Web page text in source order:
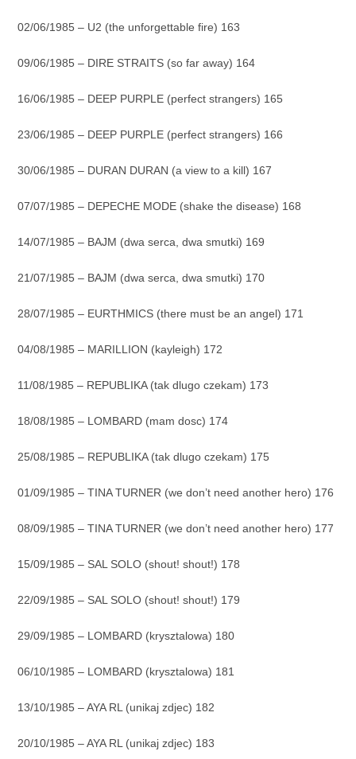
02/06/1985 – U2 (the unforgettable fire) 163
09/06/1985 – DIRE STRAITS (so far away) 164
16/06/1985 – DEEP PURPLE (perfect strangers) 165
23/06/1985 – DEEP PURPLE (perfect strangers) 166
30/06/1985 – DURAN DURAN (a view to a kill) 167
07/07/1985 – DEPECHE MODE (shake the disease) 168
14/07/1985 – BAJM (dwa serca, dwa smutki) 169
21/07/1985 – BAJM (dwa serca, dwa smutki) 170
28/07/1985 – EURTHMICS (there must be an angel) 171
04/08/1985 – MARILLION (kayleigh) 172
11/08/1985 – REPUBLIKA (tak dlugo czekam) 173
18/08/1985 – LOMBARD (mam dosc) 174
25/08/1985 – REPUBLIKA (tak dlugo czekam) 175
01/09/1985 – TINA TURNER (we don’t need another hero) 176
08/09/1985 – TINA TURNER (we don’t need another hero) 177
15/09/1985 – SAL SOLO (shout! shout!) 178
22/09/1985 – SAL SOLO (shout! shout!) 179
29/09/1985 – LOMBARD (krysztalowa) 180
06/10/1985 – LOMBARD (krysztalowa) 181
13/10/1985 – AYA RL (unikaj zdjec) 182
20/10/1985 – AYA RL (unikaj zdjec) 183